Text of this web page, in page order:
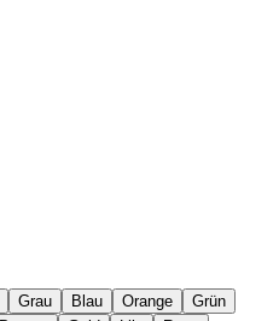
Grau Blau Orange
Grün